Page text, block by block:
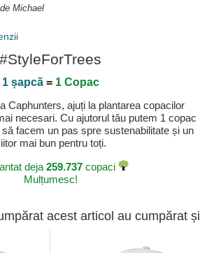
Michael
#StyleForTrees
1 șapcă= 1 Copac
Caphunters, ajuți la plantarea copacilor
necesari. Cu ajutorul tău putem 1 copac
facem un pas spre sustenabilitate și un
mai bun pentru toți.
deja 259.737copaci
Mulțumesc!
acest articol au cumpărat și